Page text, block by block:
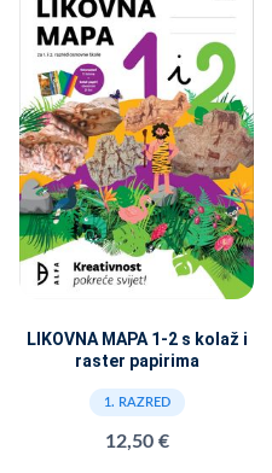
LIKOVNA MAPA 1-2 s kolaž i
raster papirima
1. RAZRED
12,50 €